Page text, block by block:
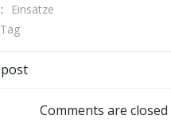
Einsätze
Comments are closed